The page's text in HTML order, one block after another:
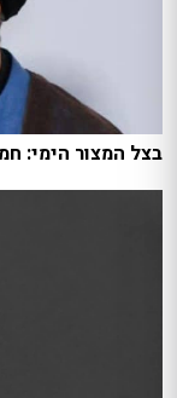
בצל המצור הימי: